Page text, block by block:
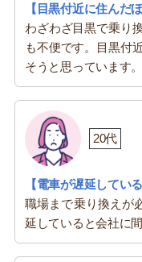
【目黒付近に住んだ
わざわざ目黒で乗り
も不便です。目黒付
そうと思っています。
20代
【電車が遅延してい
職場まで乗り換えが
延していると会社に